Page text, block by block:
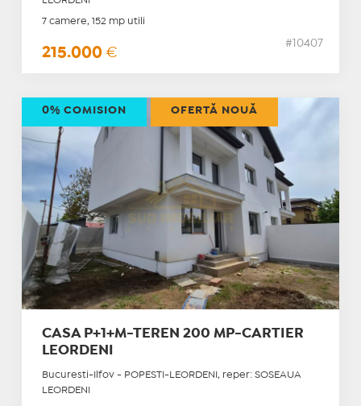
7 camere, 152 mp utili
215.000 €
#10407
CASA P+1+M-TEREN 200 MP-CARTIER
LEORDENI
Bucuresti-Ilfov - POPESTI-LEORDENI, reper: SOSEAUA
LEORDENI
0% COMISION OFERTĂ NOUĂ